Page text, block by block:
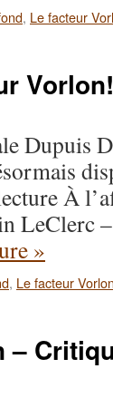
, Le facteur
Vorlon!
Dupuis
À
LeClerc
»
, Le facteur